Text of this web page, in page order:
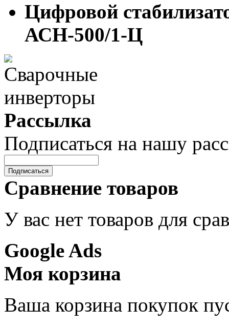
Цифровой
АСН-500/1-Ц
Рассылка
Подписаться на нашу
Подписаться
Сравнение товаров
У вас нет товаров для
Google Ads
Моя корзина
Ваша корзина покупок